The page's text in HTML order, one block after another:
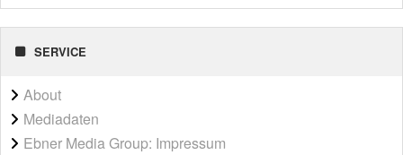
SERVICE
About
Mediadaten
Ebner Media Group: Impressum